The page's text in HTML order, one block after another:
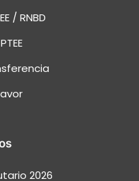
/ RNBD
2026